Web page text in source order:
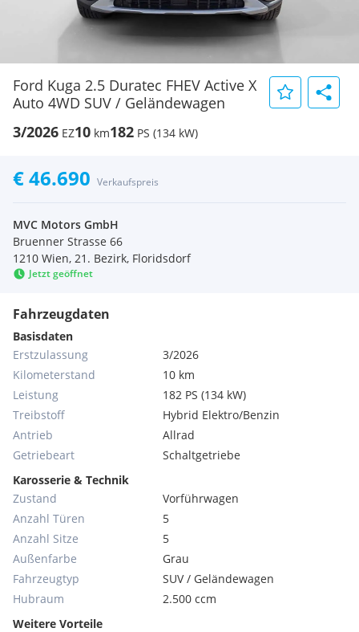
Ford Kuga 2.5 Duratec FHEV Active X
Auto 4WD SUV / Geländewagen
3/2026 EZ10 km182 PS (134 kW)
€ 46.690 Verkaufspreis
MVC Motors GmbH
Bruenner Strasse 66
1210 Wien, 21. Bezirk, Floridsdorf
Jetzt geöffnet
Fahrzeugdaten
Basisdaten
Erstzulassung
3/2026
Kilometerstand
10 km
Leistung
182 PS (134 kW)
Treibstoff
Hybrid Elektro/Benzin
Antrieb
Allrad
Getriebeart
Schaltgetriebe
Karosserie & Technik
Zustand
Vorführwagen
Anzahl Türen
5
Anzahl Sitze
5
Außenfarbe
Grau
Fahrzeugtyp
SUV / Geländewagen
Hubraum
2.500 ccm
Weitere Vorteile